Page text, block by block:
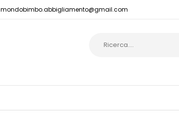
mondobimbo.abbigliamento@gmail.com